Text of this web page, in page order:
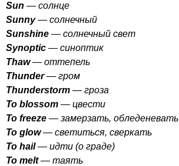
Sun — солнце
Sunny — солнечный
Sunshine — солнечный свет
Synoptic — синоптик
Thaw — оттепель
Thunder — гром
Thunderstorm — гроза
To blossom — цвести
To freeze — замерзать, обледеневать
To glow— светиться, сверкать
To hail— идти (о граде)
To melt — таять